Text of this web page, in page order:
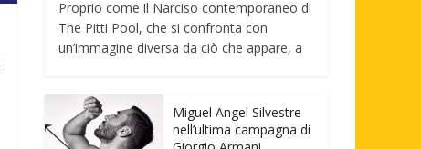
Proprio come il Narciso contemporaneo di
The Pitti Pool, che si confronta con
un’immagine diversa da ciò che appare, a
Miguel Angel Silvestre
nell’ultima campagna di